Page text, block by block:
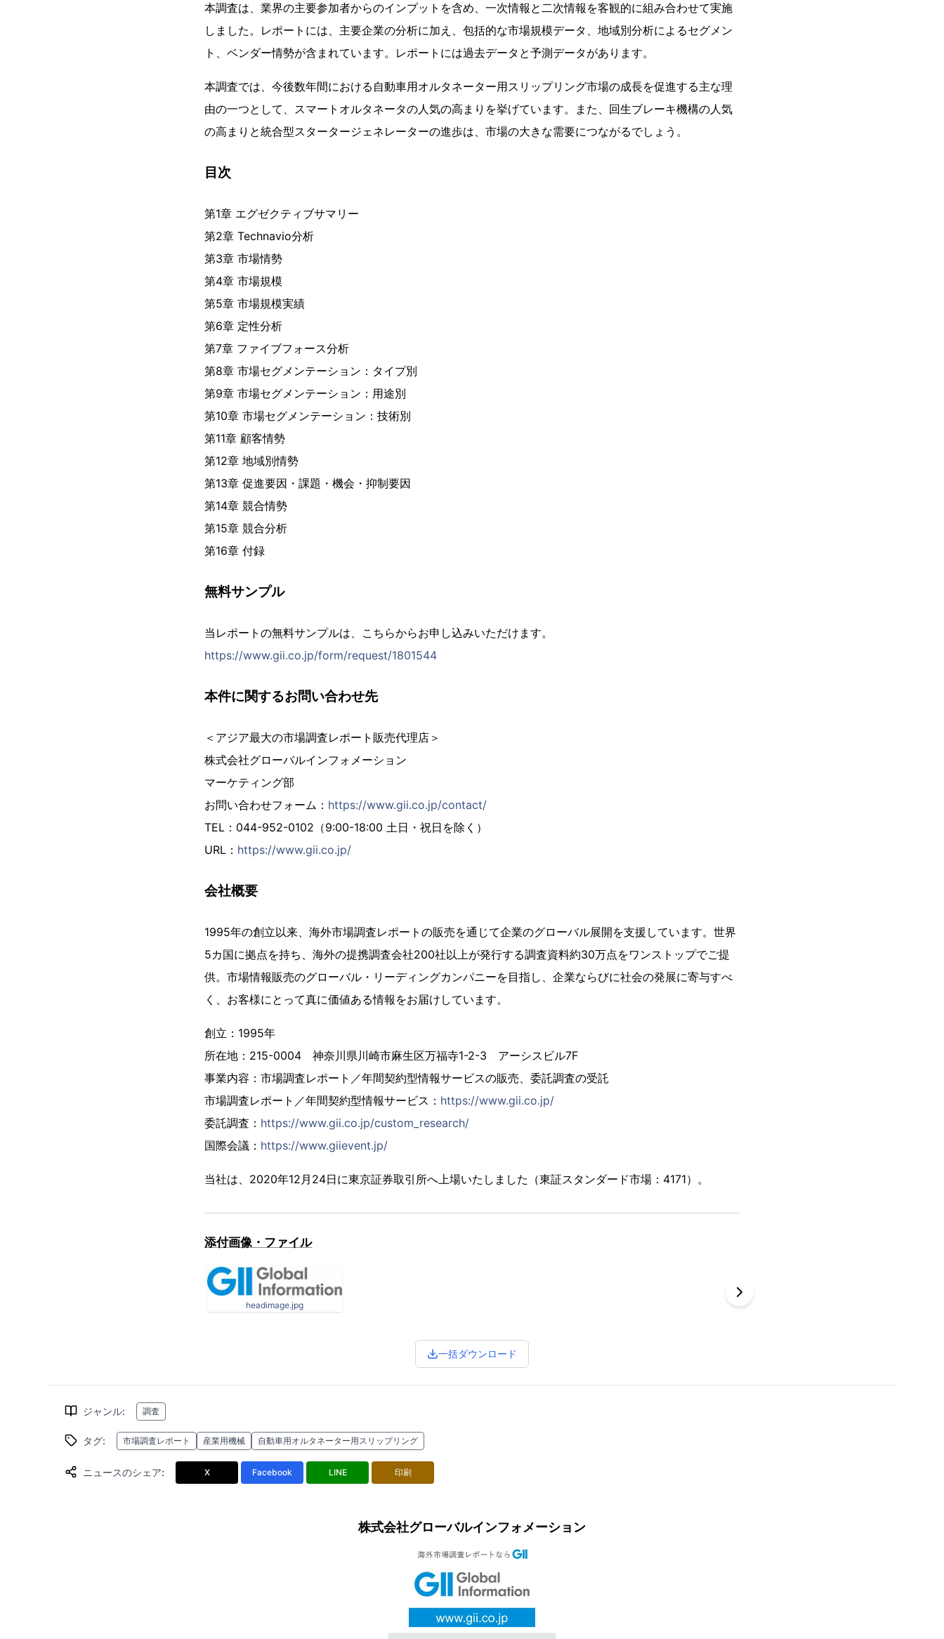
本調査は、業界の主要参加者からのインプットを含め、一次情報と二次情報を客観的に組み合わせて実施
しました。レポートには、主要企業の分析に加え、包括的な市場規模データ、地域別分析によるセグメン
ト、ベンダー情勢が含まれています。レポートには過去データと予測データがあります。
本調査では、今後数年間における自動車用オルタネーター用スリップリング市場の成長を促進する主な理
由の一つとして、スマートオルタネータの人気の高まりを挙げています。また、回生ブレーキ機構の人気
の高まりと統合型スタータージェネレーターの進歩は、市場の大きな需要につながるでしょう。
目次
第1章 エグゼクティブサマリー
第2章 Technavio分析
第3章 市場情勢
第4章 市場規模
第5章 市場規模実績
第6章 定性分析
第7章 ファイブフォース分析
第8章 市場セグメンテーション：タイプ別
第9章 市場セグメンテーション：用途別
第10章 市場セグメンテーション：技術別
第11章 顧客情勢
第12章 地域別情勢
第13章 促進要因・課題・機会・抑制要因
第14章 競合情勢
第15章 競合分析
第16章 付録
無料サンプル
当レポートの無料サンプルは、こちらからお申し込みいただけます。
https://www.gii.co.jp/form/request/1801544
本件に関するお問い合わせ先
＜アジア最大の市場調査レポート販売代理店＞
株式会社グローバルインフォメーション
マーケティング部
お問い合わせフォーム： https://www.gii.co.jp/contact/
TEL：044-952-0102（9:00-18:00 土日・祝日を除く）
URL： https://www.gii.co.jp/
会社概要
1995年の創立以来、海外市場調査レポートの販売を通じて企業のグローバル展開を支援しています。世界
5カ国に拠点を持ち、海外の提携調査会社200社以上が発行する調査資料約30万点をワンストップでご提
供。市場情報販売のグローバル・リーディングカンパニーを目指し、企業ならびに社会の発展に寄与すべ
く、お客様にとって真に価値ある情報をお届けしています。
創立：1995年
所在地：215-0004 神奈川県川崎市麻生区万福寺1-2-3 アーシスビル7F
事業内容：市場調査レポート／年間契約型情報サービスの販売、委託調査の受託
市場調査レポート／年間契約型情報サービス： https://www.gii.co.jp/
委託調査： https://www.gii.co.jp/custom_research/
国際会議： https://www.giievent.jp/
当社は、2020年12月24日に東京証券取引所へ上場いたしました（東証スタンダード市場：4171）。
添付画像・ファイル
headimage.jpg
一括ダウンロード
ジャンル: 調査
タグ: 市場調査レポート 産業用機械 自動車用オルタネーター用スリップリング
ニュースのシェア: X Facebook LINE 印刷
株式会社グローバルインフォメーション